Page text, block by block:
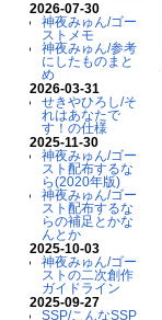
2026-07-30
神夜みゅん/ゴー
ストメモ
神夜みゅん/参考
にしたものまと
め
2026-03-31
せきやひろし/そ
れはあなたで
す！の仕様
2025-11-30
神夜みゅん/ゴー
スト配布するな
ら(2020年版)
神夜みゅん/ゴー
スト配布するな
らの補足とかな
んとか
2025-10-03
神夜みゅん/ゴー
ストの二次創作
ガイドライン
2025-09-27
SSP/こんなSSP